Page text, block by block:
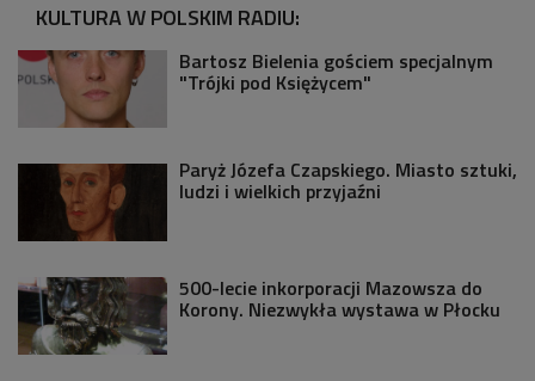
KULTURA W POLSKIM RADIU:
Bartosz Bielenia gościem specjalnym
"Trójki pod Księżycem"
Paryż Józefa Czapskiego. Miasto sztuki,
ludzi i wielkich przyjaźni
500-lecie inkorporacji Mazowsza do
Korony. Niezwykła wystawa w Płocku